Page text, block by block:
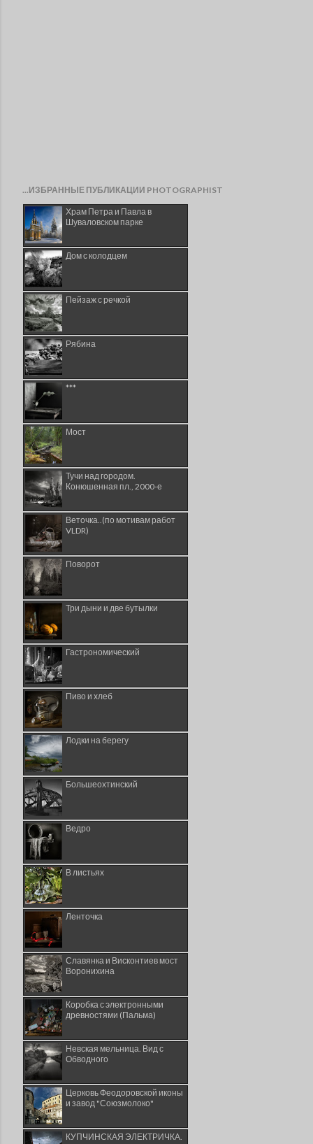
...ИЗБРАННЫЕ ПУБЛИКАЦИИ PHOTOGRAPHIST
Храм Петра и Павла в
Шуваловском парке
Дом с колодцем
Пейзаж с речкой
Рябина
***
Мост
Тучи над городом.
Конюшенная пл., 2000-е
Веточка..(по мотивам работ
VLDR)
Поворот
Три дыни и две бутылки
Гастрономический
Пиво и хлеб
Лодки на берегу
Большеохтинский
Ведро
В листьях
Ленточка
Славянка и Висконтиев мост
Воронихина
Коробка с электронными
древностями (Пальма)
Невская мельница. Вид с
Обводного
Церковь Феодоровской иконы
и завод "Союзмолоко"
КУПЧИНСКАЯ ЭЛЕКТРИЧКА.